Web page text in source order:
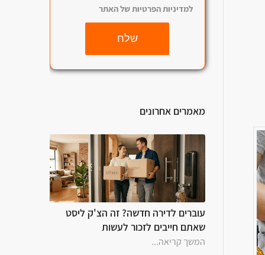
למדיניות הפרטיות של האתר
שלח
מאמרים אחרונים
עוברים לדירה חדשה? זה הצ'ק ליסט
שאתם חייבים לזכור לעשות
המשך קריאה...